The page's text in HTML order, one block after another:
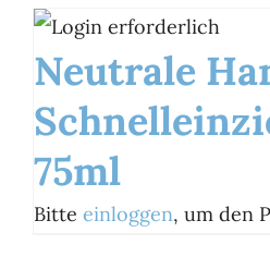
Neutrale
75ml
Bitte einloggen, um den